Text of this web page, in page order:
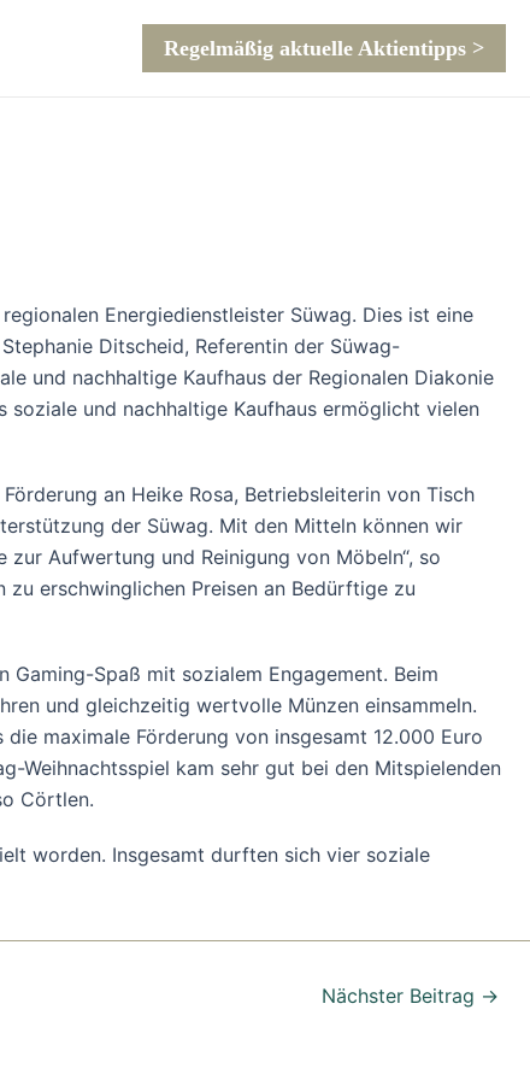
Regelmäßig aktuelle Aktientipps >
Energiedienstleister Süwag. Dies ist eine
Ditscheid, Referentin der Süwag-
und nachhaltige Kaufhaus der Regionalen Diakonie
und nachhaltige Kaufhaus ermöglicht vielen
an Heike Rosa, Betriebsleiterin von Tisch
der Süwag. Mit den Mitteln können wir
Aufwertung und Reinigung von Möbeln“, so
erschwinglichen Preisen an Bedürftige zu
Spaß mit sozialem Engagement. Beim
und gleichzeitig wertvolle Münzen einsammeln.
maximale Förderung von insgesamt 12.000 Euro
Weihnachtsspiel kam sehr gut bei den Mitspielenden
Cörtlen.
worden. Insgesamt durften sich vier soziale
Nächster Beitrag →